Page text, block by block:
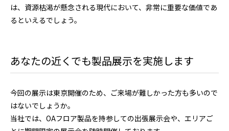
は、資源枯渇が懸念される現代において、非常に重要な価値であ
るといえるでしょう。
あなたの近くでも製品展示を実施します
今回の展示は東京開催のため、ご来場が難しかった方も多いので
はないでしょうか。
当社では、OAフロア製品を持参しての出張展示会や、エリアご